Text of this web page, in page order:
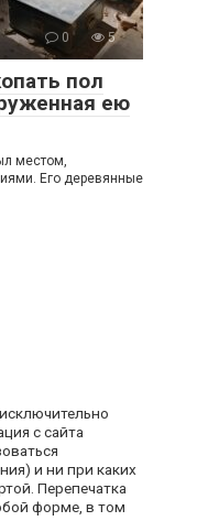
0 5
пол
ею
местом,
Его деревянные
с сайта
и ни при каких
Перепечатка
форме, в том